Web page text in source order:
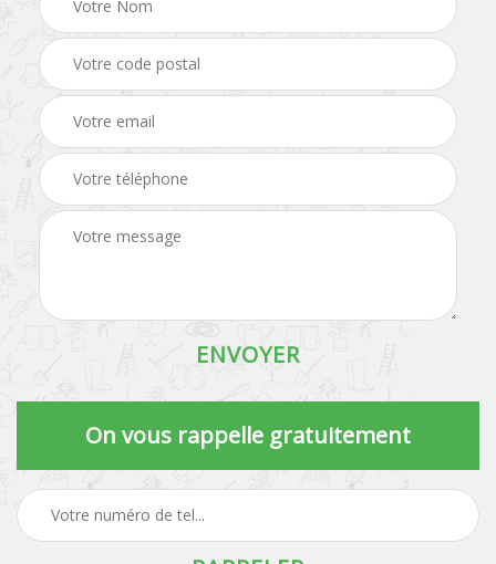
On vous rappelle gratuitement